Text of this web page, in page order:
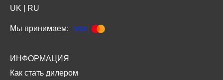
UK RU
Мы принимаем:
ИНФОРМАЦИЯ
Как стать дилером